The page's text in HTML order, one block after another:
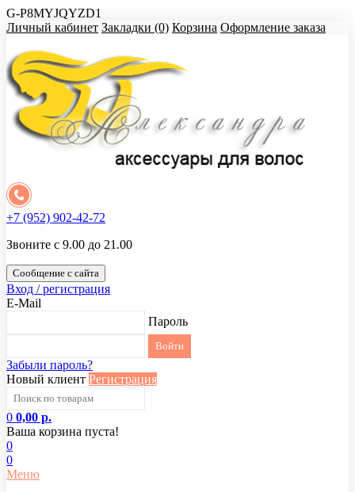
G-P8MYJQYZD1
Личный кабинет Закладки (0) Корзина Оформление заказа
+7 (952) 902-42-72
Звоните с 9.00 до 21.00
Сообщение с сайта
Вход / регистрация
E-Mail
Пароль
Забыли пароль?
Новый клиент Регистрация
0 0,00 р.
Ваша корзина пуста!
0
0
Меню